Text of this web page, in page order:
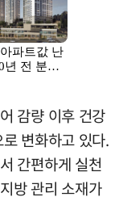
감량 이후 건강
변화하고 있다.
간편하게 실천
방 관리 소재가